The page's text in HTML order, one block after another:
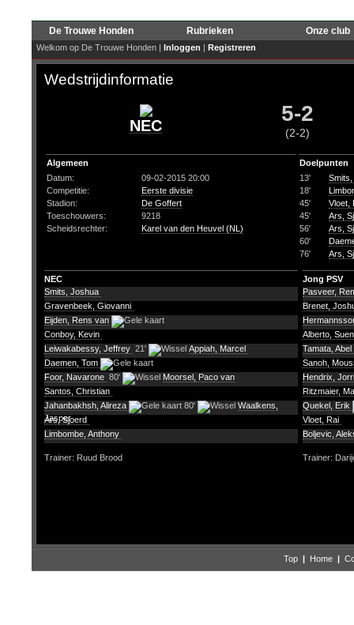
De Trouwe Honden Rubrieken Onze club
Welkom op De Trouwe Honden | Inloggen | Registreren
Wedstrijdinformatie
NEC 5-2
(2-2)
Algemeen
Datum:
09-02-2015 20:00
Competitie:
Eerste divisie
Stadion:
De Goffert
Toeschouwers:
9218
Scheidsrechter:
Karel van den Heuvel (NL)
Doelpunten
13'
18'
45'
Vloet,
45'
Ars,
56'
Ars,
60'
76'
Ars,
NEC
Jong PSV
Smits, Joshua
Gravenbeek, Giovanni
Eijden, Rens van
Conboy, Kevin
Leiwakabessy, Jeffrey 21'
Appiah, Marcel
Daemen, Tom
Foor, Navarone 80'
Moorsel, Paco van
Santos, Christian
Jahanbakhsh, Alireza
80'
Waalkens,
Jasper
Ars, Sjoerd
Limbombe, Anthony
Pasveer,
Brenet,
Alberto,
Tamata, Abel
Sanoh,
Hendrix,
Ritzmaier,
Quekel, Erik
Vloet, Rai
Boljevic,
Trainer: Ruud Brood Trainer:
Top | Home |